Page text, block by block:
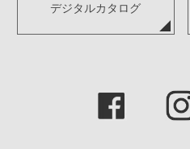
デジタルカタログ